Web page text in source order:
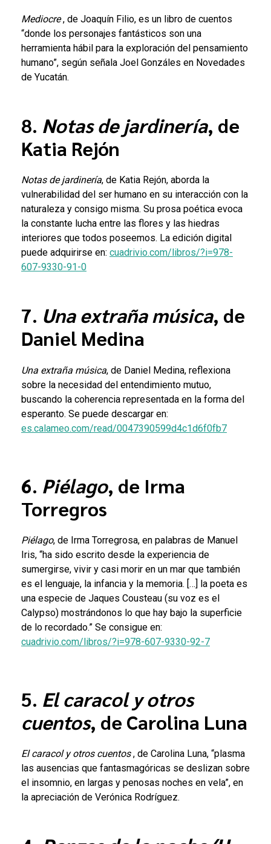
Mediocre , de Joaquín Filio, es un libro de cuentos
“donde los personajes fantásticos son una
herramienta hábil para la exploración del pensamiento
humano”, según señala Joel Gonzáles en Novedades
de Yucatán.
8. Notas de jardinería, de
Katia Rejón
Notas de jardinería, de Katia Rejón, aborda la
vulnerabilidad del ser humano en su interacción con la
naturaleza y consigo misma. Su prosa poética evoca
la constante lucha entre las flores y las hiedras
interiores que todos poseemos. La edición digital
puede adquirirse en: cuadrivio.com/libros/?i=978-
607-9330-91-0
7. Una extraña música, de
Daniel Medina
Una extraña música, de Daniel Medina, reflexiona
sobre la necesidad del entendimiento mutuo,
buscando la coherencia representada en la forma del
esperanto. Se puede descargar en:
es.calameo.com/read/0047390599d4c1d6f0fb7
6. Piélago, de Irma
Torregros
Piélago, de Irma Torregrosa, en palabras de Manuel
Iris, “ha sido escrito desde la experiencia de
sumergirse, vivir y casi morir en un mar que también
es el lenguaje, la infancia y la memoria. […] la poeta es
una especie de Jaques Cousteau (su voz es el
Calypso) mostrándonos lo que hay bajo la superficie
de lo recordado.” Se consigue en:
cuadrivio.com/libros/?i=978-607-9330-92-7
5. El caracol y otros
cuentos, de Carolina Luna
El caracol y otros cuentos , de Carolina Luna, “plasma
las ausencias que fantasmagóricas se deslizan sobre
el insomnio, en largas y penosas noches en vela”, en
la apreciación de Verónica Rodríguez.